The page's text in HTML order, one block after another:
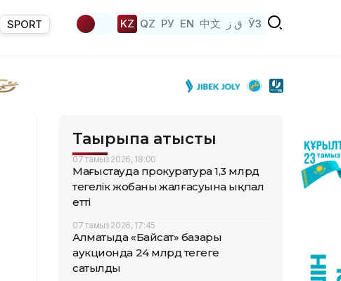
SPORT KZ QZ РУ EN 中文 ق ز ЎЗ
Тақырыпқа қатысты
07 тамыз 2026, 18:00
Маңғыстауда прокуратура 1,3 млрд
теңгелік жобаның жалғасуына ықпал
етті
07 тамыз 2026, 17:45
Алматыда «Байсат» базары
аукционда 24 млрд теңгеге
сатылды